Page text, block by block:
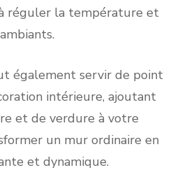
réguler la température et
également servir de point
intérieure, ajoutant
et de verdure à votre
un mur ordinaire en
et dynamique.